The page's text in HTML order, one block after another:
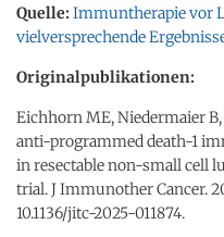
Quelle:Immuntherapie vor
vielversprechende
Originalpublikationen:
Eichhorn ME, Niedermaier
anti-programmed death-1
in resectable non-small cell
trial. J Immunother Cancer.
10.1136/jitc-2025-011874.